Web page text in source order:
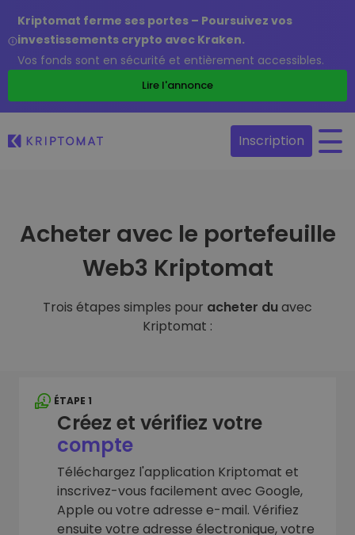
Kriptomat ferme ses portes – Poursuivez vos
investissements crypto avec Kraken.
Vos fonds sont en sécurité et entièrement accessibles.
Lire l'annonce
Inscription
Acheter avec le portefeuille
Web3 Kriptomat
Trois étapes simples pour acheter duavec
Kriptomat :
ÉTAPE 1
Créez et vérifiez votre
compte
Téléchargez l'application Kriptomat et
inscrivez-vous facilement avec Google,
Apple ou votre adresse e-mail. Vérifiez
ensuite votre adresse électronique, votre